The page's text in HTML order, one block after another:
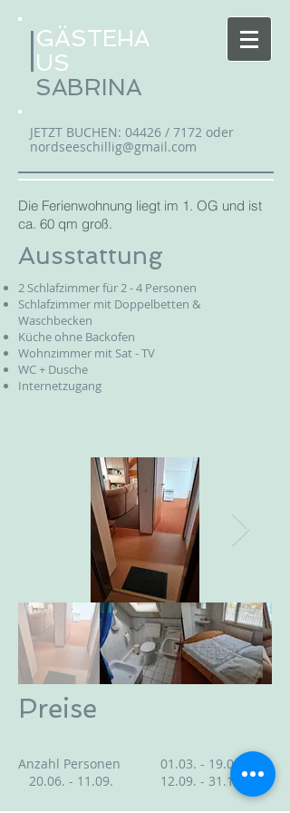
GÄSTEHA
US
SABRINA
JETZT BUCHEN: 04426 / 7172 oder
nordseeschillig@gmail.com
Die Ferienwohnung liegt im 1. OG und ist
ca. 60 qm groß.
Ausstattung
2 Schlafzimmer für 2 - 4 Personen
Schlafzimmer mit Doppelbetten &
Waschbecken
Küche ohne Backofen
Wohnzimmer mit Sat - TV
WC + Dusche
Internetzugang
Preise
Anzahl Personen 01.03. - 19.06
.
20.06. - 11.09. 12.09. - 31.10 .